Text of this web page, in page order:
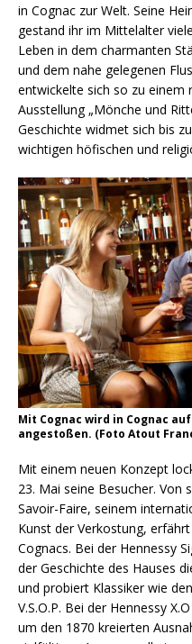
in Cognac zur Welt. Seine
gestand ihr im Mittelalter
Leben in dem charmanten
und dem nahe gelegenen
entwickelte sich so zu einem
Ausstellung „Mönche und
Geschichte widmet sich bis
wichtigen höfischen und
Mit Cognac wird in Cognac
angestoßen. (Foto Atout
Mit einem neuen Konzept
23. Mai seine Besucher. Von
Savoir-Faire, seinem
Kunst der Verkostung,
Cognacs. Bei der Hennessy
der Geschichte des Hauses
und probiert Klassiker wie
V.S.O.P. Bei der Hennessy
um den 1870 kreierten